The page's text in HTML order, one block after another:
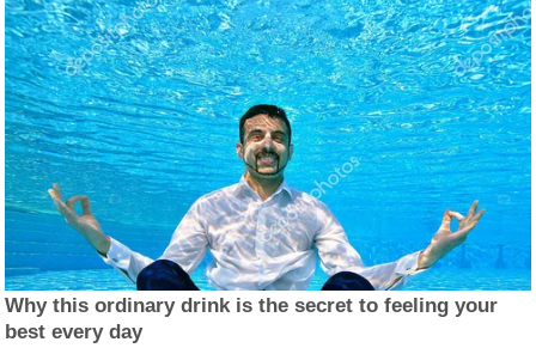
Why this ordinary drink is the secret to feeling your
best every day